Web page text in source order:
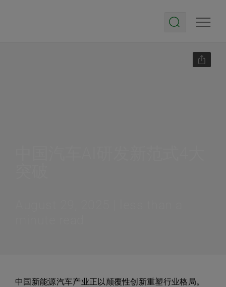
中国新能源汽车产业正以颠覆性创新重塑行业格局。